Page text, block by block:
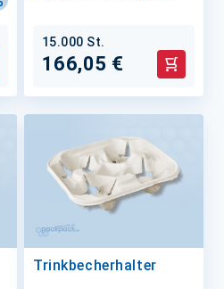
Warenkorb
15.000 St.
166,05 € In den
Trinkbecherhalter